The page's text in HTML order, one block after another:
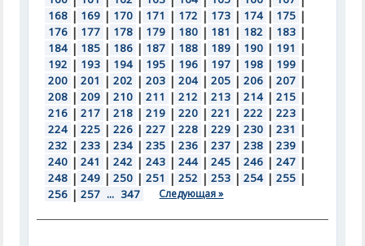
168 | 169 | 170 | 171 | 172 | 173 | 174 | 175 |
176 | 177 | 178 | 179 | 180 | 181 | 182 | 183 |
184 | 185 | 186 | 187 | 188 | 189 | 190 | 191 |
192 | 193 | 194 | 195 | 196 | 197 | 198 | 199 |
200 | 201 | 202 | 203 | 204 | 205 | 206 | 207 |
208 | 209 | 210 | 211 | 212 | 213 | 214 | 215 |
216 | 217 | 218 | 219 | 220 | 221 | 222 | 223 |
224 | 225 | 226 | 227 | 228 | 229 | 230 | 231 |
232 | 233 | 234 | 235 | 236 | 237 | 238 | 239 |
240 | 241 | 242 | 243 | 244 | 245 | 246 | 247 |
248 | 249 | 250 | 251 | 252 | 253 | 254 | 255 |
256 | 257 ... 347 Следующая »